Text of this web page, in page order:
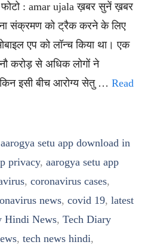
फोटो : amar ujala ख़बर सुनें ख़बर
संक्रमण को ट्रैक करने के लिए
एप को लॉन्च किया था। एक
करोड़ से अधिक लोगों ने
इसी बीच आरोग्य सेतु … Read
aarogya setu app download in
privacy, aarogya setu app
, coronavirus cases,
news, covid 19, latest
Hindi News, Tech Diary
, tech news hindi,